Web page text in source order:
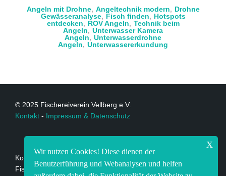
Angeln mit Drohne, Angeltechnik modern, Drohne
Gewässeranalyse, Fisch finden, Hotspots
entdecken, ROV Angeln, Technik beim
Angeln, Unterwasser Kamera
Angeln, Unterwasserdrohne
Angeln, Unterwassererkundung
© 2025 Fischereiverein Vellberg e.V.
Kontakt - Impressum & Datenschutz
Kontakt:
Fischereiverein Vellberg e.V.
Wir nutzen Cookies! Diese dienen der
Benutzerführung und Webanalysen und helfen
x